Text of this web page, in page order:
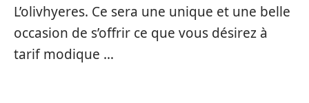
L’olivhyeres. Ce sera une unique et une belle
occasion de s’offrir ce que vous désirez à
tarif modique …